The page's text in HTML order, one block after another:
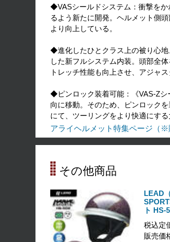
◆VASシールドシステム：衝撃をか
るよう新たに開発。ヘルメット側
より向上している。
◆進化したひとクラス上の被り心地
した新フルシステム内装。頭部全
トレッチ性能も向上させ、アジャ
◆ピンロック装着可能：《VAS-Zシ
向に移動。そのため、ピンロック
にて、ツーリングをより快適にす
アライヘルメット特集ページ（※
その他商品
LEAD
ト HS-
税込定
販売価